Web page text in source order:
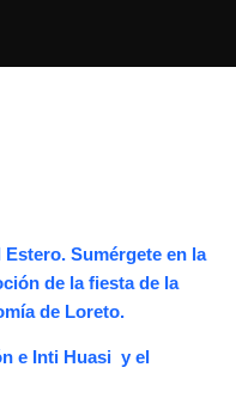
Estero.Sumérgete en la
de la fiesta de la
de Loreto.
e Inti Huasi y el